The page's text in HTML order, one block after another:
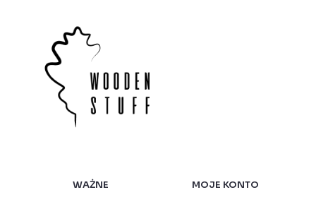
WAŻNE
MOJE KONTO